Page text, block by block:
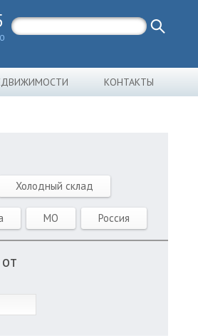
КОНТАКТЫ
Холодный склад
МО Россия